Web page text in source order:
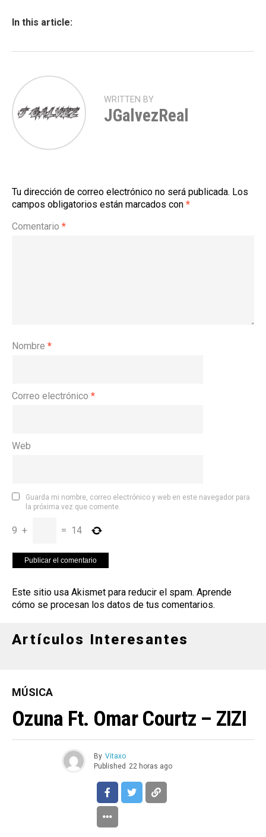
In this article:
WRITTEN BY
JGalvezReal
Tu dirección de correo electrónico no será publicada. Los
campos obligatorios están marcados con *
Comentario *
Nombre *
Correo electrónico *
Web
Guarda mi nombre, correo electrónico y web en este navegador para
la próxima vez que comente.
9 + = 14
Este sitio usa Akismet para reducir el spam. Aprende
cómo se procesan los datos de tus comentarios.
Artículos Interesantes
MÚSICA
Ozuna Ft. Omar Courtz – ZIZI
By Vitaxo
Published 22 horas ago